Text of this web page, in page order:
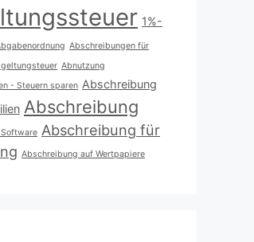
1%-
Abschreibungen für
Abnutzung
- Steuern sparen Abschreibung
Abschreibung
Abschreibung für
Abschreibung auf Wertpapiere